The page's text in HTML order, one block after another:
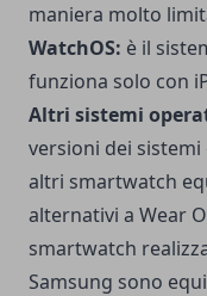
maniera molto
WatchOS: è il
funziona solo con
Altri sistemi
versioni dei
altri smartwatch
alternativi a Wear
smartwatch
Samsung sono